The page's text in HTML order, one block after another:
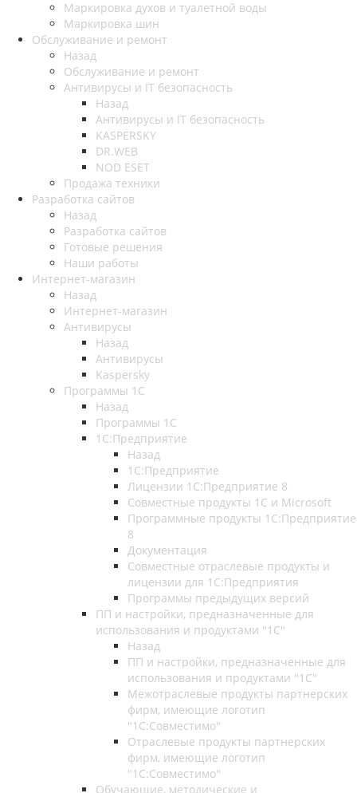
Маркировка духов и туалетной воды
Маркировка шин
Обслуживание и ремонт
Назад
Обслуживание и ремонт
Антивирусы и IT безопасность
Назад
Антивирусы и IT безопасность
KASPERSKY
DR.WEB
NOD ESET
Продажа техники
Разработка сайтов
Назад
Разработка сайтов
Готовые решения
Наши работы
Интернет-магазин
Назад
Интернет-магазин
Антивирусы
Назад
Антивирусы
Kaspersky
Программы 1С
Назад
Программы 1С
1С:Предприятие
Назад
1С:Предприятие
Лицензии 1С:Предприятие 8
Совместные продукты 1С и Microsoft
Программные продукты 1С:Предприятие
8
Документация
Совместные отраслевые продукты и
лицензии для 1С:Предприятия
Программы предыдущих версий
ПП и настройки, предназначенные для
использования и продуктами "1С"
Назад
ПП и настройки, предназначенные для
использования и продуктами "1С"
Межотраслевые продукты партнерских
фирм, имеющие логотип
"1С:Совместимо"
Отраслевые продукты партнерских
фирм, имеющие логотип
"1С:Совместимо"
Обучающие, методические и